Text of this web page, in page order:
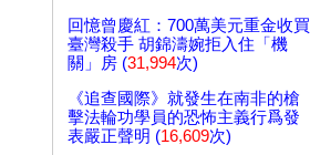
回憶曾慶紅：700萬美元重金收買
臺灣殺手 胡錦濤婉拒入住「機
關」房 (31,994次)
《追查國際》就發生在南非的槍
擊法輪功學員的恐怖主義行爲發
表嚴正聲明 (16,609次)